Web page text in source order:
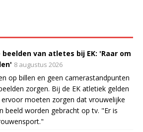
van atletes bij EK: 'Raar om
8 augustus 2026
op billen en geen camerastandpunten
zorgen. Bij de EK atletiek gelden
moeten zorgen dat vrouwelijke
beeld worden gebracht op tv. "Er is